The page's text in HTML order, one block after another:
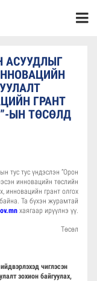
АСУУДЛЫГ
ГРАНТ
ЫН ТӨСӨЛД
тус тус үндэслэн “Орон
инновацийн төслийн
инновацийн грант олгох
Та бүхэн журамтай
хаягаар ирүүлнэ үү.
Төсөл
чиглэсэн
зохион байгуулах,